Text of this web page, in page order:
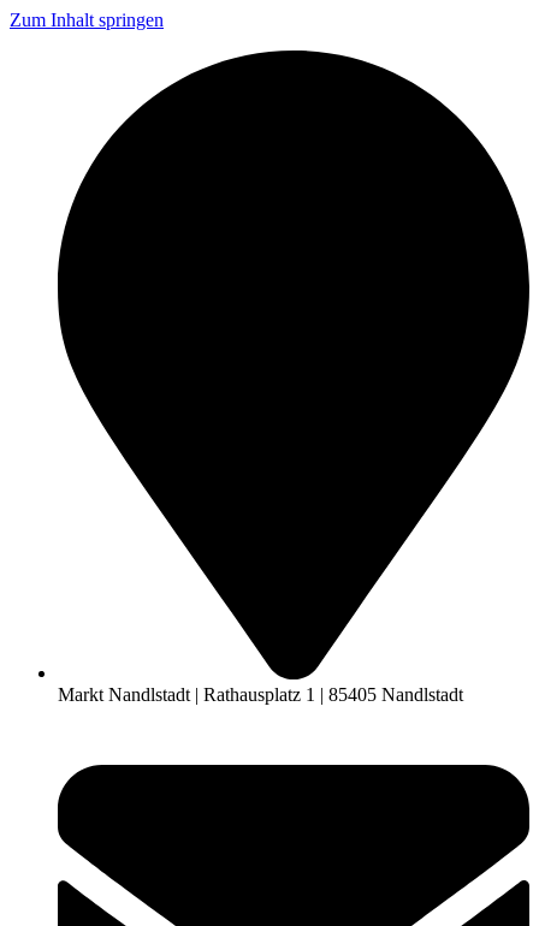
Zum Inhalt springen
Markt Nandlstadt | Rathausplatz 1 | 85405 Nandlstadt